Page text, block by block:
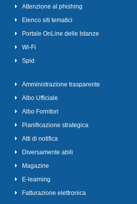
Attenzione al phishing
Elenco siti tematici
Portale OnLine delle Istanze
Wi-Fi
Spid
Amministrazione trasparente
Albo Ufficiale
Albo Fornitori
Pianificazione strategica
Atti di notifica
Diversamente abili
Magazine
E-learning
Fatturazione elettronica